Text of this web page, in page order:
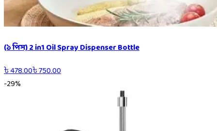
(১ পিস) 2 in1 Oil Spray Dispenser Bottle
৳478.00৳750.00
-29%